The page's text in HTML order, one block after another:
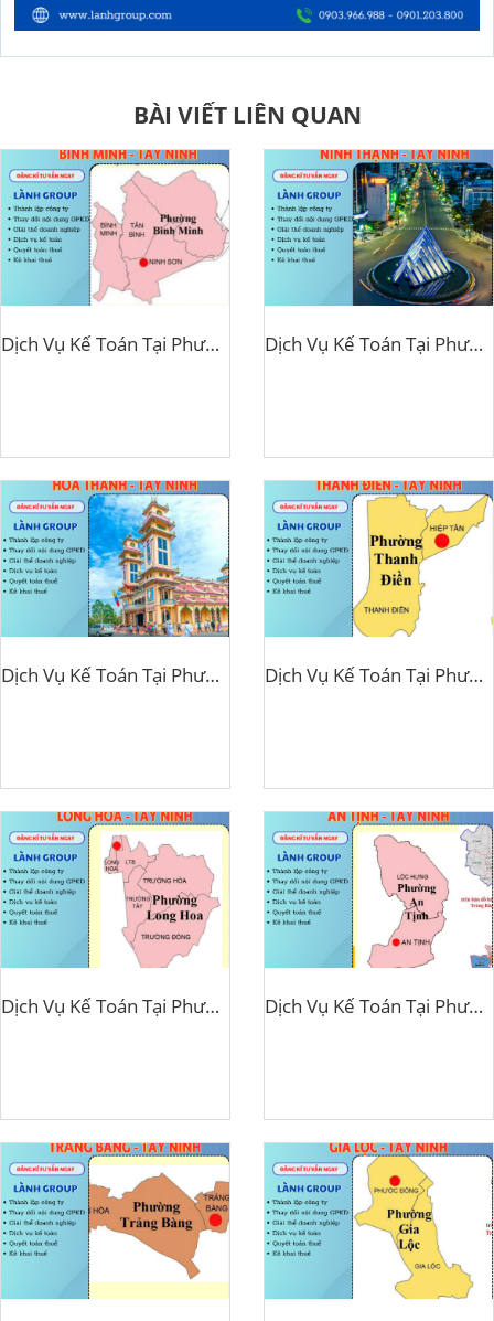
BÀI VIẾT LIÊN QUAN
Dịch Vụ Kế Toán Tại Phường Bình Minh, TP Tây Ninh – Lành Group Tây Ninh Uy Tín, Chuyên Nghiệp, Tiết Kiệm Dịch Vụ Kế Toán Tại Phường Ninh Thạnh, TP Tây Ninh – Lành Group Tây Ninh Đồng Hành Cùng Doanh Nghiệp
Dịch Vụ Kế Toán Tại Phường Hòa Thành, TP Tây Ninh – Lành Group Tây Ninh Uy Tín, Chuyên Nghiệp Dịch Vụ Kế Toán Tại Phường Thanh Điền, TP Tây Ninh – Lành Group Tây Ninh Uy Tín, Chuyên Nghiệp
Dịch Vụ Kế Toán Tại Phường Long Hoa, TP Tây Ninh – Lành Group Tây Ninh Chuyên Nghiệp, Uy Tín Hàng Đầu Dịch Vụ Kế Toán Tại Phường An Tịnh, Tây Ninh – Lành Group Tây Ninh | Giải Pháp Kế Toán Toàn Diện, Uy Tín Và Tiết Kiệm